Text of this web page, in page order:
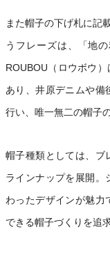
また帽子の下げ札に記
うフレーズは、「地
ROUBOU（ロウボウ
あり、井原デニムや備
行い、唯一無二の帽子
帽子種類としては、ブ
ラインナップを展開。
わったデザインが魅力
できる帽子づくりを追